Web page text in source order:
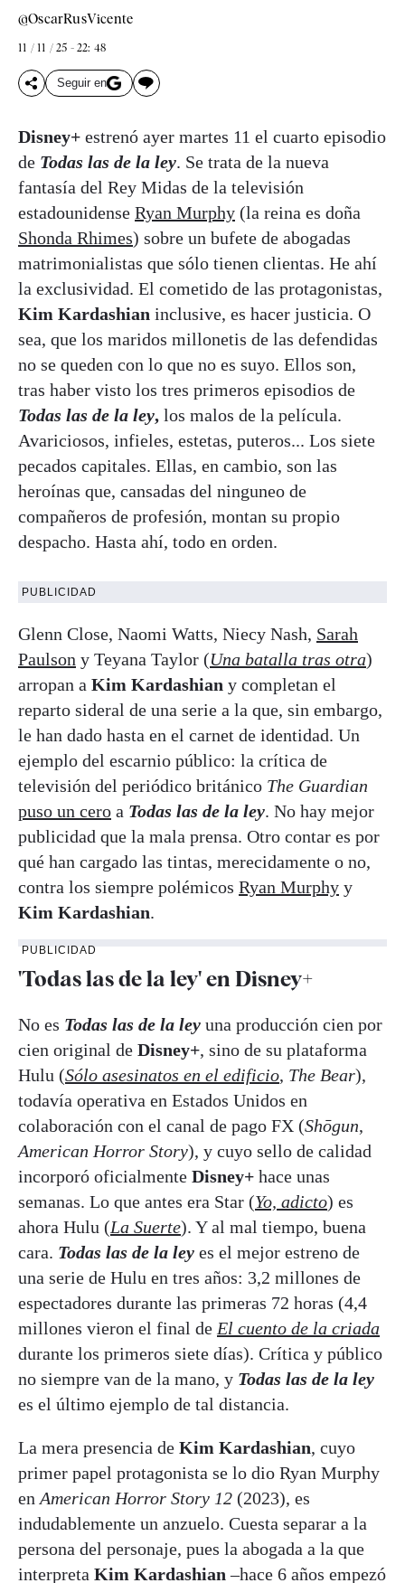
@OscarRusVicente
11 / 11 / 25 - 22: 48
Seguir en
Disney+ estrenó ayer martes 11 el cuarto episodio
de Todas las de la ley. Se trata de la nueva
fantasía del Rey Midas de la televisión
estadounidense Ryan Murphy (la reina es doña
Shonda Rhimes) sobre un bufete de abogadas
matrimonialistas que sólo tienen clientas. He ahí
la exclusividad. El cometido de las protagonistas,
Kim Kardashian inclusive, es hacer justicia. O
sea, que los maridos millonetis de las defendidas
no se queden con lo que no es suyo. Ellos son,
tras haber visto los tres primeros episodios de
Todas las de la ley, los malos de la película.
Avariciosos, infieles, estetas, puteros... Los siete
pecados capitales. Ellas, en cambio, son las
heroínas que, cansadas del ninguneo de
compañeros de profesión, montan su propio
despacho. Hasta ahí, todo en orden.
PUBLICIDAD
Glenn Close, Naomi Watts, Niecy Nash, Sarah
Paulson y Teyana Taylor (Una batalla tras otra)
arropan a Kim Kardashian y completan el
reparto sideral de una serie a la que, sin embargo,
le han dado hasta en el carnet de identidad. Un
ejemplo del escarnio público: la crítica de
televisión del periódico británico The Guardian
puso un cero a Todas las de la ley. No hay mejor
publicidad que la mala prensa. Otro contar es por
qué han cargado las tintas, merecidamente o no,
contra los siempre polémicos Ryan Murphy y
Kim Kardashian.
PUBLICIDAD
'Todas las de la ley' en Disney+
No es Todas las de la ley una producción cien por
cien original de Disney+, sino de su plataforma
Hulu (Sólo asesinatos en el edificio, The Bear),
todavía operativa en Estados Unidos en
colaboración con el canal de pago FX (Shōgun,
American Horror Story), y cuyo sello de calidad
incorporó oficialmente Disney+ hace unas
semanas. Lo que antes era Star (Yo, adicto) es
ahora Hulu (La Suerte). Y al mal tiempo, buena
cara. Todas las de la ley es el mejor estreno de
una serie de Hulu en tres años: 3,2 millones de
espectadores durante las primeras 72 horas (4,4
millones vieron el final de El cuento de la criada
durante los primeros siete días). Crítica y público
no siempre van de la mano, y Todas las de la ley
es el último ejemplo de tal distancia.
La mera presencia de Kim Kardashian, cuyo
primer papel protagonista se lo dio Ryan Murphy
en American Horror Story 12 (2023), es
indudablemente un anzuelo. Cuesta separar a la
persona del personaje, pues la abogada a la que
interpreta Kim Kardashian –hace 6 años empezó